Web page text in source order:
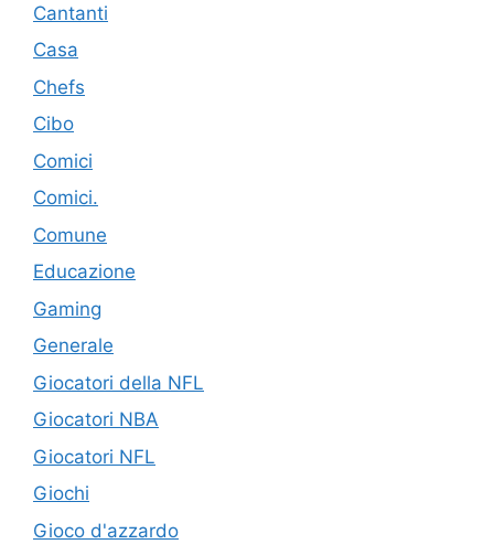
Cantanti
Casa
Chefs
Cibo
Comici
Comici.
Comune
Educazione
Gaming
Generale
Giocatori della NFL
Giocatori NBA
Giocatori NFL
Giochi
Gioco d'azzardo